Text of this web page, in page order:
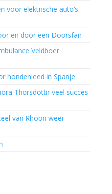
voor elektrische auto’s
en door een Doorsfan
Veldboer
hondenleed in Spanje.
Thorsdottir veel succes
van Rhoon weer